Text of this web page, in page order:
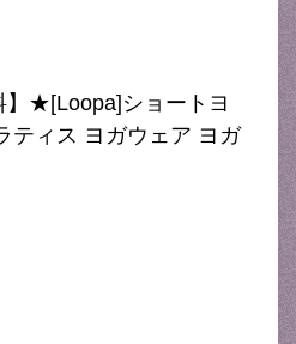
】★[Loopa]ショートヨ
ティス ヨガウェア ヨガ